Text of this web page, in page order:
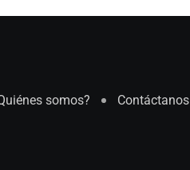
somos? Contáctanos